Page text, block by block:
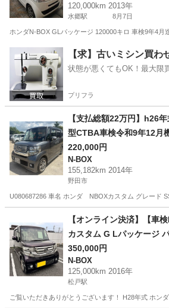
120,000km 2013年
水郷駅 8月7日
ホンダN-BOX GLパッケージ 120000キロ 車検9年4
千葉 香取市 水郷駅 N-BOX
【求】古いミシン買
状態が悪くてもOK！最大限
プリフラ
【支払総額22万円】h26
型CTBA車検令和9年12月
不具合無し 修復歴無し！
220,000円
N-BOX
155,182km 2014年
野田市
U080687286 車名 ホンダ NBOXカスタム グレード
N-BOX 車両
【オンライン決済】【車
カスタム G Lパッケージ
350,000円
N-BOX
125,000km 2016年
松戸駅
ご覧いただきありがとうございます！ H28年式 ホン